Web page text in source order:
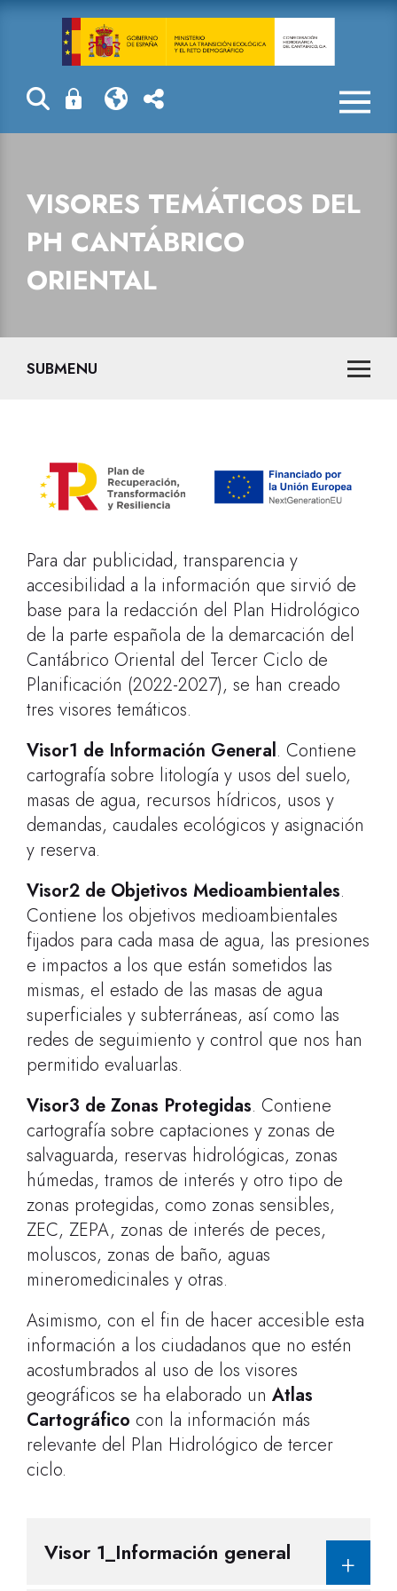
Visores
VISORES TEMÁTICOS DEL
PH CANTÁBRICO
ORIENTAL
SUBMENU
Para dar publicidad, transparencia y
accesibilidad a la información que sirvió de
base para la redacción del Plan Hidrológico
de la parte española de la demarcación del
Cantábrico Oriental del Tercer Ciclo de
Planificación (2022-2027), se han creado
tres visores temáticos.
Visor1 de Información General. Contiene
cartografía sobre litología y usos del suelo,
masas de agua, recursos hídricos, usos y
demandas, caudales ecológicos y asignación
y reserva.
Visor2 de Objetivos Medioambientales.
Contiene los objetivos medioambientales
fijados para cada masa de agua, las presiones
e impactos a los que están sometidos las
mismas, el estado de las masas de agua
superficiales y subterráneas, así como las
redes de seguimiento y control que nos han
permitido evaluarlas.
Visor3 de Zonas Protegidas. Contiene
cartografía sobre captaciones y zonas de
salvaguarda, reservas hidrológicas, zonas
húmedas, tramos de interés y otro tipo de
zonas protegidas, como zonas sensibles,
ZEC, ZEPA, zonas de interés de peces,
moluscos, zonas de baño, aguas
mineromedicinales y otras.
Asimismo, con el fin de hacer accesible esta
información a los ciudadanos que no estén
acostumbrados al uso de los visores
geográficos se ha elaborado un Atlas
Cartográfico con la información más
relevante del Plan Hidrológico de tercer
ciclo.
Visor 1_Información general